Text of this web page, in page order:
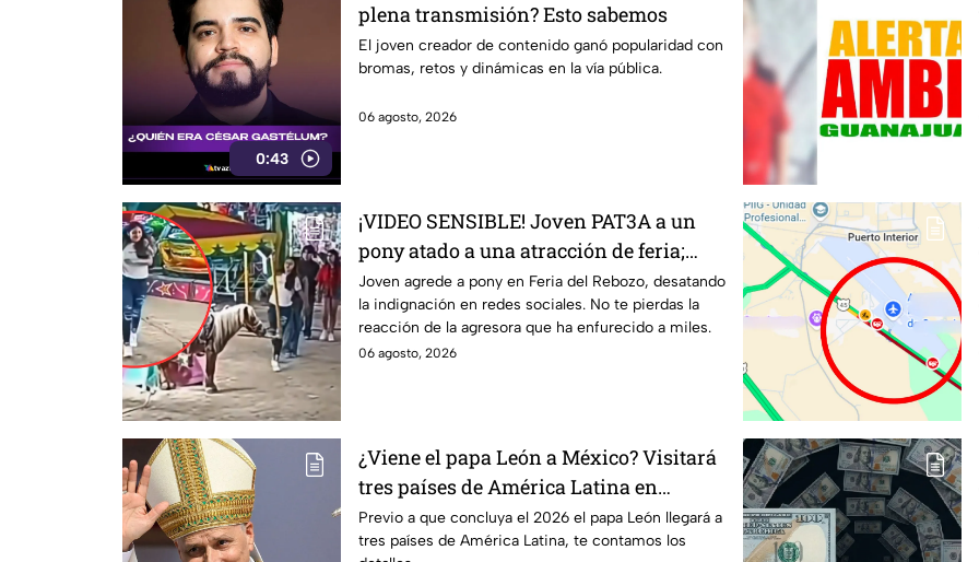
0:43
plena transmisión? Esto sabemos
El joven creador de contenido ganó popularidad con
bromas, retos y dinámicas en la vía pública.
06 agosto, 2026
¡VIDEO SENSIBLE! Joven PAT3A a un
pony atado a una atracción de feria;
reacción de la agresora ENFURECE a las
redes
Joven agrede a pony en Feria del Rebozo, desatando
la indignación en redes sociales. No te pierdas la
reacción de la agresora que ha enfurecido a miles.
06 agosto, 2026
¿Viene el papa León a México? Visitará
tres países de América Latina en
noviembre de este año 2026
Previo a que concluya el 2026 el papa León llegará a
tres países de América Latina, te contamos los